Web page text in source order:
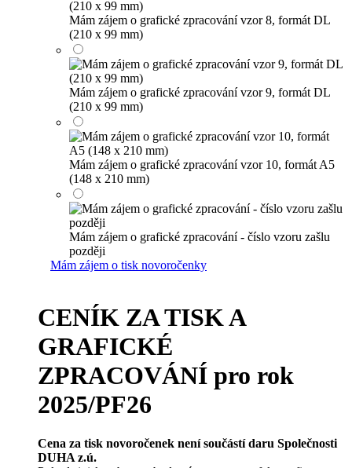
Mám zájem o grafické zpracování vzor 8, formát DL
(210 x 99 mm)
Mám zájem o grafické zpracování vzor 9, formát DL
(210 x 99 mm)
Mám zájem o grafické zpracování vzor 10, formát A5
(148 x 210 mm)
Mám zájem o grafické zpracování - číslo vzoru zašlu
později
Mám zájem o tisk novoročenky
CENÍK ZA TISK A
GRAFICKÉ
ZPRACOVÁNÍ pro rok
2025/PF26
Cena za tisk novoročenek není součástí daru Společnosti
DUHA z.ú.